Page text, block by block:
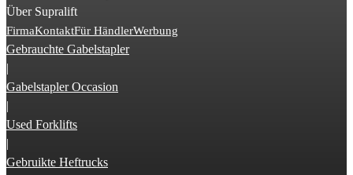
Über Supralift
FirmaKontaktFür HändlerWerbung
Gebrauchte Gabelstapler
|
Gabelstapler Occasion
|
Used Forklifts
|
Gebruikte Heftrucks